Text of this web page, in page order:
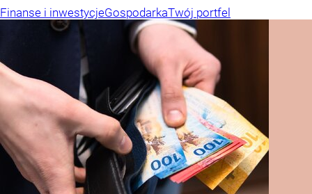
Finanse i inwestycjeGospodarkaTwój portfel